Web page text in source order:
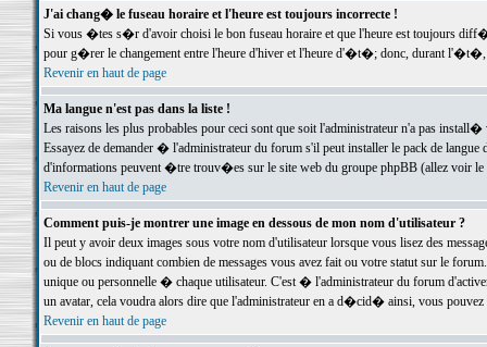
J'ai chang� le fuseau horaire et l'heure est toujours incorrecte !
Si vous �tes s�r d'avoir choisi le bon fuseau horaire et que l'heure est toujours
pour g�rer le changement entre l'heure d'hiver et l'heure d'�t�; donc, durant
Revenir en haut de page
Ma langue n'est pas dans la liste !
Les raisons les plus probables pour ceci sont que soit l'administrateur n'a pas
Essayez de demander � l'administrateur du forum s'il peut installer le pack de
d'informations peuvent �tre trouv�es sur le site web du groupe phpBB (allez voir le
Revenir en haut de page
Comment puis-je montrer une image en dessous de mon nom d'utilisateur ?
Il peut y avoir deux images sous votre nom d'utilisateur lorsque vous lisez des
ou de blocs indiquant combien de messages vous avez fait ou votre statut sur le
unique ou personnelle � chaque utilisateur. C'est � l'administrateur du forum
un avatar, cela voudra alors dire que l'administrateur en a d�cid� ainsi, vous
Revenir en haut de page